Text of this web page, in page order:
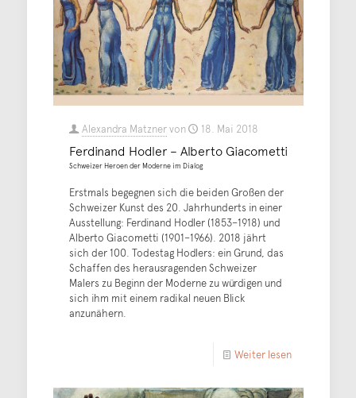
Alexandra Matznervon 18. Mai 2018
Ferdinand Hodler – Alberto Giacometti
Schweizer Heroen der Moderne im Dialog
Erstmals begegnen sich die beiden Großen der
Schweizer Kunst des 20. Jahrhunderts in einer
Ausstellung: Ferdinand Hodler (1853–1918) und
Alberto Giacometti (1901–1966). 2018 jährt
sich der 100. Todestag Hodlers: ein Grund, das
Schaffen des herausragenden Schweizer
Malers zu Beginn der Moderne zu würdigen und
sich ihm mit einem radikal neuen Blick
anzunähern.
Weiter lesen